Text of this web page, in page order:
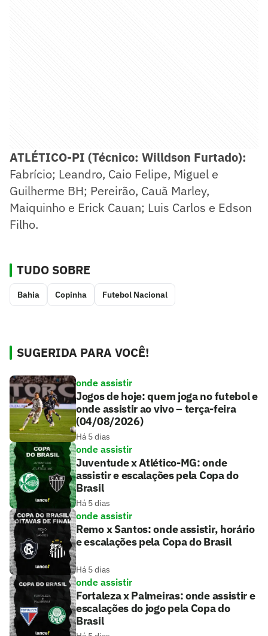
ATLÉTICO-PI (Técnico: Willdson Furtado):
Fabrício; Leandro, Caio Felipe, Miguel e
Guilherme BH; Pereirão, Cauã Marley,
Maiquinho e Erick Cauan; Luis Carlos e Edson
Filho.
TUDO SOBRE
Bahia Copinha Futebol Nacional
SUGERIDA PARA VOCÊ!
onde assistir
Jogos de hoje: quem joga no futebol e
onde assistir ao vivo – terça-feira
(04/08/2026)
Há 5 dias
onde assistir
Juventude x Atlético-MG: onde
assistir e escalações pela Copa do
Brasil
Há 5 dias
onde assistir
Remo x Santos: onde assistir, horário
e escalações pela Copa do Brasil
Há 5 dias
onde assistir
Fortaleza x Palmeiras: onde assistir e
escalações do jogo pela Copa do
Brasil